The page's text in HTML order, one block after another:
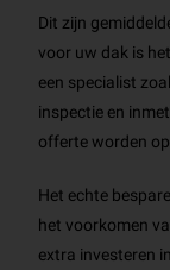
Dit zijn
voor uw dak is
een specialist
inspectie en
offerte worden
Het echte
het voorkomen
extra investeren